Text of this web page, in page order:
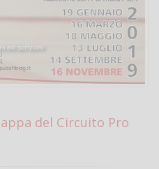
del Circuito Pro